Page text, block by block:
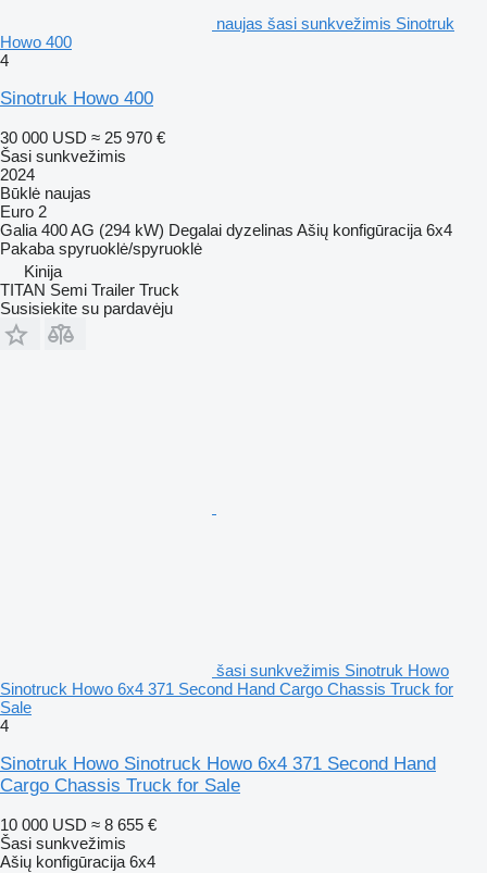
naujas šasi sunkvežimis Sinotruk
Howo 400
4
Sinotruk Howo 400
30 000 USD ≈ 25 970 €
Šasi sunkvežimis
2024
Būklė naujas
Euro 2
Galia 400 AG (294 kW) Degalai dyzelinas Ašių konfigūracija 6x4
Pakaba spyruoklė/spyruoklė
Kinija
TITAN Semi Trailer Truck
Susisiekite su pardavėju
šasi sunkvežimis Sinotruk Howo
Sinotruck Howo 6x4 371 Second Hand Cargo Chassis Truck for
Sale
4
Sinotruk Howo Sinotruck Howo 6x4 371 Second Hand
Cargo Chassis Truck for Sale
10 000 USD ≈ 8 655 €
Šasi sunkvežimis
Ašių konfigūracija 6x4